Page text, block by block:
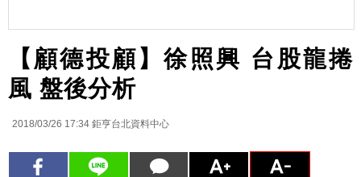
【顧德投顧】徐照興 台股龍捲
風 盤後分析
2018/03/26 17:34 鉅亨台北資料中心